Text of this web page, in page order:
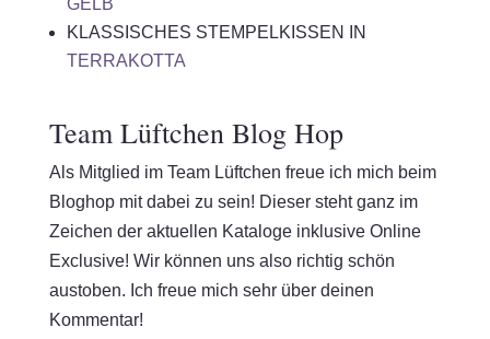
GELB
KLASSISCHES STEMPELKISSEN IN
TERRAKOTTA
Team Lüftchen Blog Hop
Als Mitglied im Team Lüftchen freue ich mich beim
Bloghop mit dabei zu sein! Dieser steht ganz im
Zeichen der aktuellen Kataloge inklusive Online
Exclusive! Wir können uns also richtig schön
austoben. Ich freue mich sehr über deinen
Kommentar!